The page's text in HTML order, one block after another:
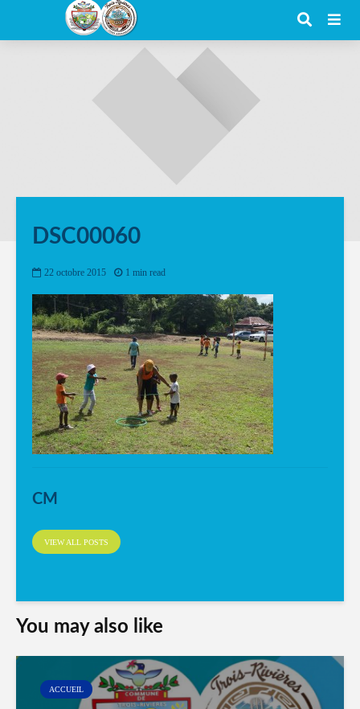
DSC00060
22 octobre 2015 1 min read
CM
VIEW ALL POSTS
You may also like
ACCUEIL